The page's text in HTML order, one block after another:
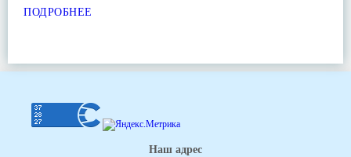
ПОДРОБНЕЕ
Наш адрес